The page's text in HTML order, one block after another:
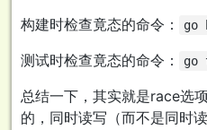
构建时检查竟态的命令： go
测试时检查竟态的命令： go
总结一下，其实就是race选
的，同时读写（而不是同时